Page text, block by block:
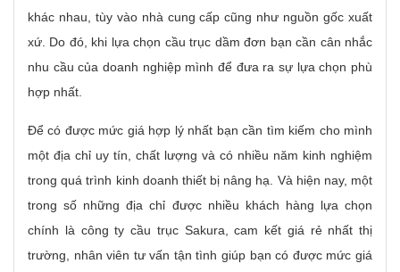
khác nhau, tùy vào nhà cung cấp cũng như nguồn gốc xuất
xứ. Do đó, khi lựa chọn cầu trục dầm đơn bạn cần cân nhắc
nhu cầu của doanh nghiệp mình để đưa ra sự lựa chọn phù
hợp nhất.
Để có được mức giá hợp lý nhất bạn cần tìm kiếm cho mình
một địa chỉ uy tín, chất lượng và có nhiều năm kinh nghiệm
trong quá trình kinh doanh thiết bị nâng hạ. Và hiện nay, một
trong số những địa chỉ được nhiều khách hàng lựa chọn
chính là công ty cầu trục Sakura, cam kết giá rẻ nhất thị
trường, nhân viên tư vấn tận tình giúp bạn có được mức giá